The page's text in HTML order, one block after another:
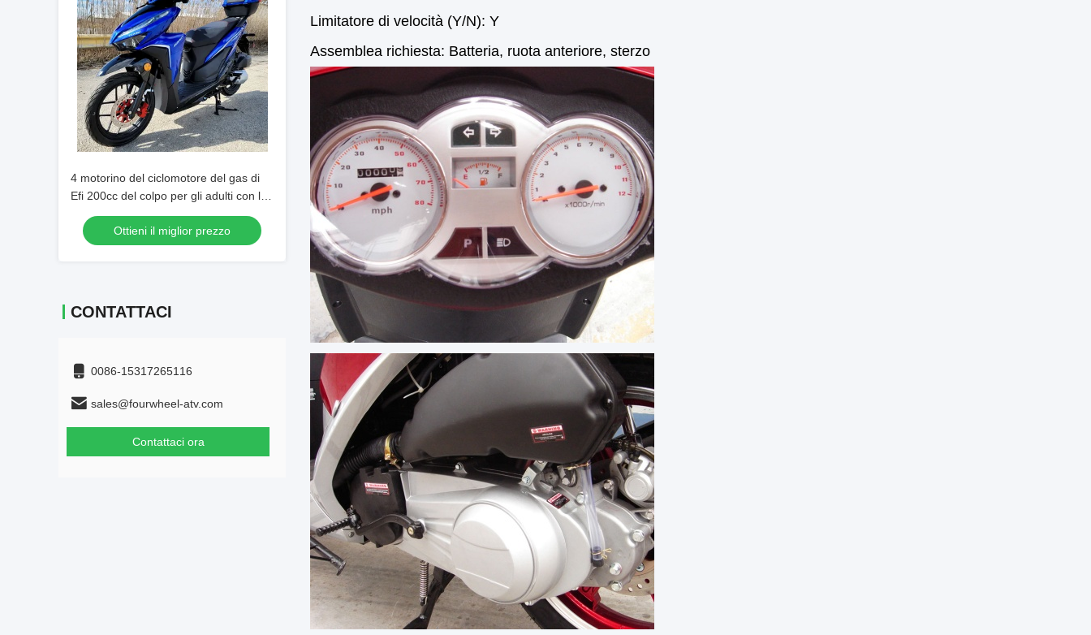
4 motorino del ciclomotore del gas di
Efi 200cc del colpo per gli adulti con le
luci principali
Ottieni il miglior prezzo
CONTATTACI
0086-15317265116
sales@fourwheel-atv.com
Contattaci ora
Limitatore di velocità (Y/N): Y
Assemblea richiesta: Batteria, ruota anteriore, sterzo